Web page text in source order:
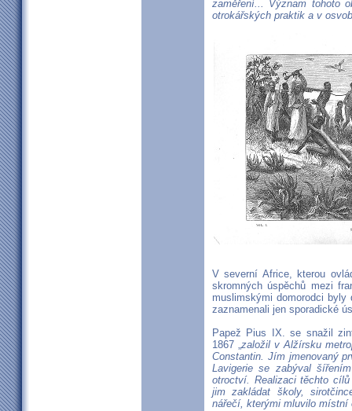
zaměření... Význam tohoto
otrokářských praktik a v
V severní Africe, kterou
skromných úspěchů mezi
muslimskými domorodci
zaznamenali jen sporadické
Papež Pius IX. se snažil
1867 „založil v Alžírsku
Constantin. Jím jmenovaný
Lavigerie se zabýval
otroctví. Realizaci těchto
jim zakládat školy,
nářečí, kterými mluvilo místní